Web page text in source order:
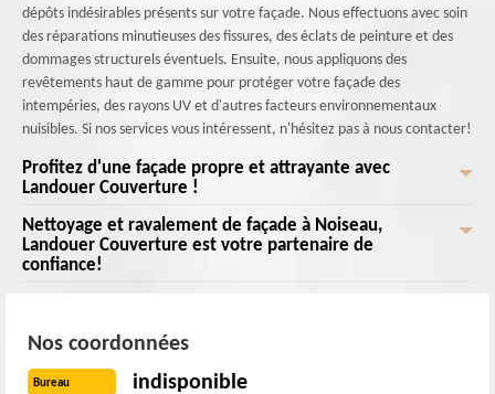
dépôts indésirables présents sur votre façade. Nous effectuons avec soin
des réparations minutieuses des fissures, des éclats de peinture et des
dommages structurels éventuels. Ensuite, nous appliquons des
revêtements haut de gamme pour protéger votre façade des
intempéries, des rayons UV et d'autres facteurs environnementaux
nuisibles. Si nos services vous intéressent, n'hésitez pas à nous contacter!
Profitez d'une façade propre et attrayante avec
Landouer Couverture !
Vous enviez une façade propre, attrayante et durable qui améliorera
l'apparence globale de votre bâtiment? Faites appel à Landouer
avec précision et minutie, des produits respectueux de l'environnement
qui garantissent la préservation de votre santé et de celle de votre
Nettoyage et ravalement de façade à Noiseau,
Landouer Couverture est votre partenaire de
confiance!
dès maintenant Landouer Couverture pour un service de nettoyage et de
Couverture pour le nettoyage et le ravalement de façade à Noiseau,
Nos coordonnées
Bureau indisponible